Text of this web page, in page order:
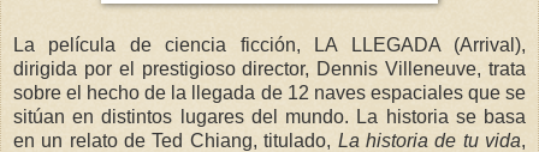
La película de ciencia ficción, LA LLEGADA (Arrival),
dirigida por el prestigioso director, Dennis Villeneuve, trata
sobre el hecho de la llegada de 12 naves espaciales que se
sitúan en distintos lugares del mundo. La historia se basa
en un relato de Ted Chiang, titulado, La historia de tu vida,